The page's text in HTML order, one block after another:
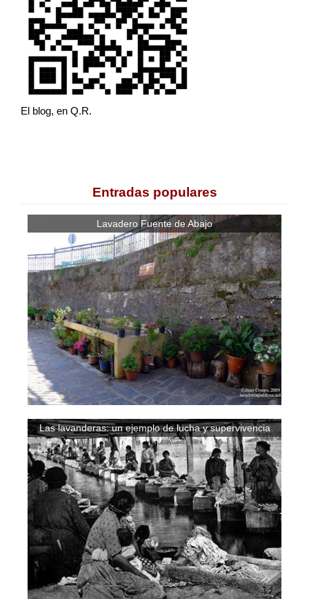
El blog, en Q.R.
Entradas populares
Lavadero Fuente de Abajo
Las lavanderas: un ejemplo de lucha y supervivencia